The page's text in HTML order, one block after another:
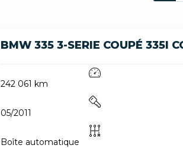
BMW 335 3-SERIE COUPÉ 335I
242 061 km
05/2011
Boîte automatique